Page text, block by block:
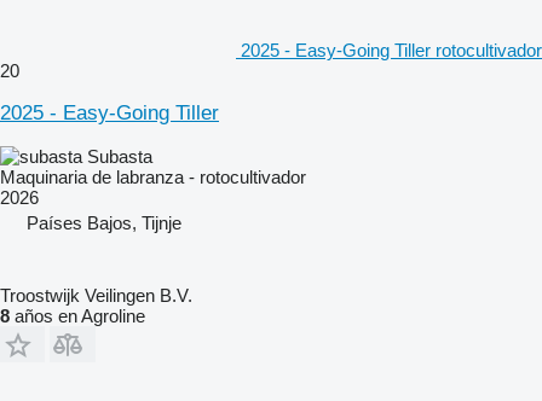
2025 - Easy-Going Tiller rotocultivador
20
2025 - Easy-Going Tiller
Subasta
Maquinaria de labranza - rotocultivador
2026
Países Bajos, Tijnje
Troostwijk Veilingen B.V.
8 años en Agroline